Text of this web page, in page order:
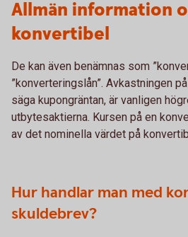
Allmän information
konvertibel
De kan även benämnas som
”konverteringslån”. Avkastningen
säga kupongräntan, är vanligen
utbytesaktierna. Kursen på en
av det nominella värdet på
Hur handlar man med
skuldebrev?